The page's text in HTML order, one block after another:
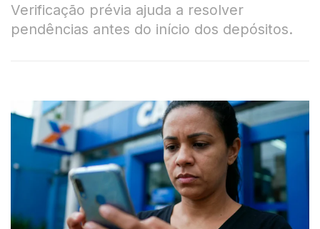
Verificação prévia ajuda a resolver
pendências antes do início dos depósitos.